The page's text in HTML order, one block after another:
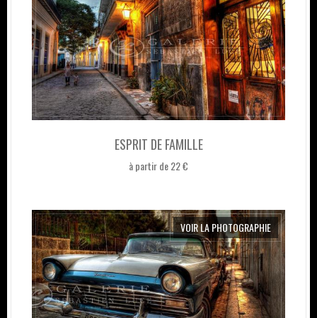
ESPRIT DE FAMILLE
à partir de 22 €
VOIR LA PHOTOGRAPHIE